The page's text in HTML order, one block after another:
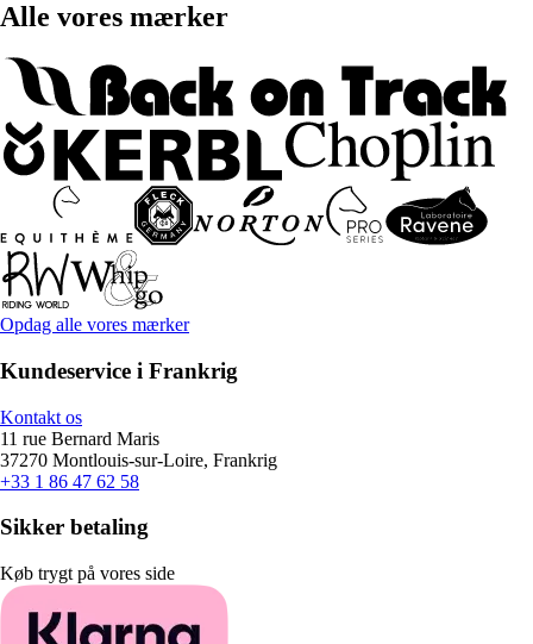
Alle vores mærker
Opdag alle vores mærker
Kundeservice i Frankrig
Kontakt os
11 rue Bernard Maris
37270 Montlouis-sur-Loire, Frankrig
+33 1 86 47 62 58
Sikker betaling
Køb trygt på vores side